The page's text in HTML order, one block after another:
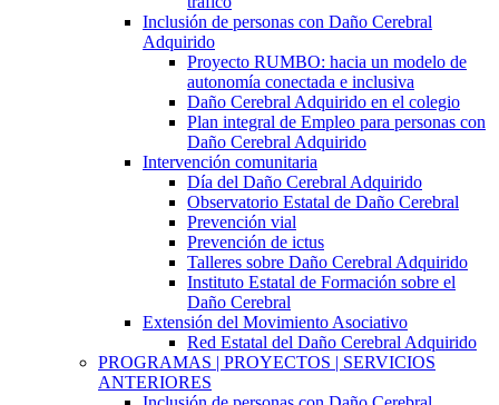
Inclusión de personas con Daño Cerebral
Adquirido
Proyecto RUMBO: hacia un modelo de
autonomía conectada e inclusiva
Daño Cerebral Adquirido en el colegio
Plan integral de Empleo para personas con
Daño Cerebral Adquirido
Intervención comunitaria
Día del Daño Cerebral Adquirido
Observatorio Estatal de Daño Cerebral
Prevención vial
Prevención de ictus
Talleres sobre Daño Cerebral Adquirido
Instituto Estatal de Formación sobre el
Daño Cerebral
Extensión del Movimiento Asociativo
Red Estatal del Daño Cerebral Adquirido
PROGRAMAS | PROYECTOS | SERVICIOS
ANTERIORES